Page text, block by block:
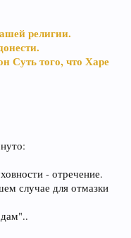
религии.
Суть того, что Харе
- отречение.
случае для отмазки